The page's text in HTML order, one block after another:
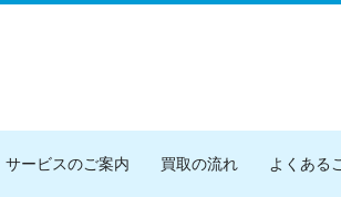
サービスのご案内 買取の流れ よくある